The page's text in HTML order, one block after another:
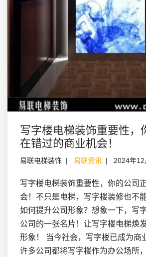
写字楼电梯装饰重要性，
在错过的商业机会！
易联电梯装饰 易联资讯 2024年12
写字楼电梯装饰重要性，你的公司
会！不只是电梯，写字楼装修也不
如何提升公司形象？想象一下，写
公司的一张名片！让写字楼电梯焕
形象！ 当今社会，写字楼已成为商
许多公司都将写字楼作为办公场所